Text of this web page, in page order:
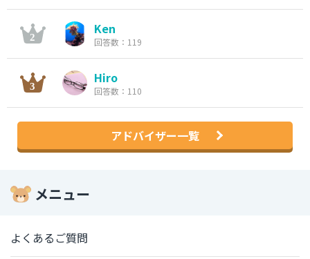
Ken
回答数：119
Hiro
回答数：110
アドバイザー一覧
メニュー
よくあるご質問